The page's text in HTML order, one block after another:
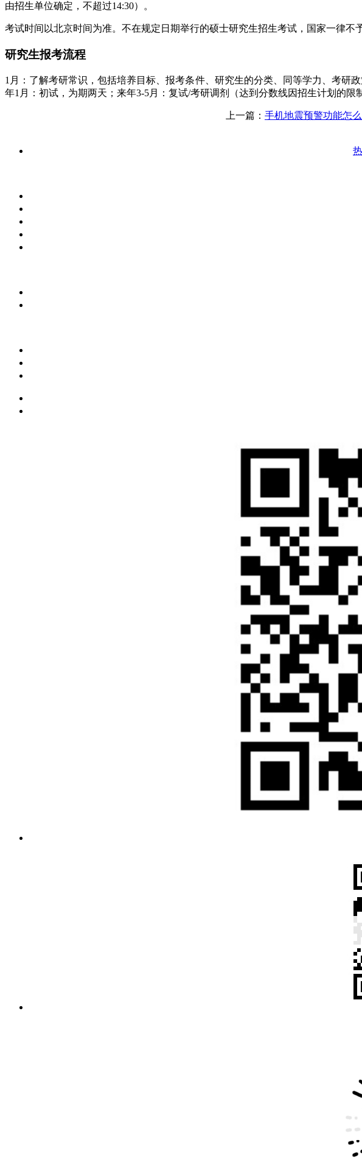
由招生单位确定，不超过14:30）。
考试时间以北京时间为准。不在规定日期举行的硕士研究生招生考试，国家一律不
研究生报考流程
1月：了解考研常识，包括培养目标、报考条件、研究生的分类、同等学力、考研
年1月：初试，为期两天；来年3-5月：复试/考研调剂（达到分数线因招生计划的限
上一篇： 手机地震预警功能怎